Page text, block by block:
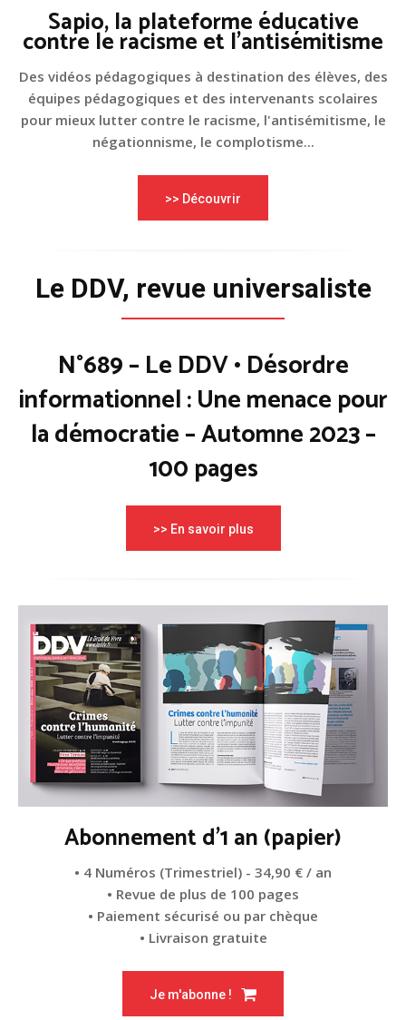
Sapio, la plateforme éducative
contre le racisme et l'antisémitisme
Des vidéos pédagogiques à destination des élèves, des
équipes pédagogiques et des intervenants scolaires
pour mieux lutter contre le racisme, l'antisémitisme, le
négationnisme, le complotisme...
>> Découvrir
Le DDV, revue universaliste
N°689 – Le DDV • Désordre
informationnel : Une menace pour
la démocratie – Automne 2023 –
100 pages
>> En savoir plus
Abonnement d'1 an (papier)
• 4 Numéros (Trimestriel) - 34,90 € / an
• Revue de plus de 100 pages
• Paiement sécurisé ou par chèque
• Livraison gratuite
Je m'abonne !